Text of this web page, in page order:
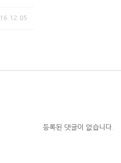
16.12.05
등록된 댓글이 없습니다.